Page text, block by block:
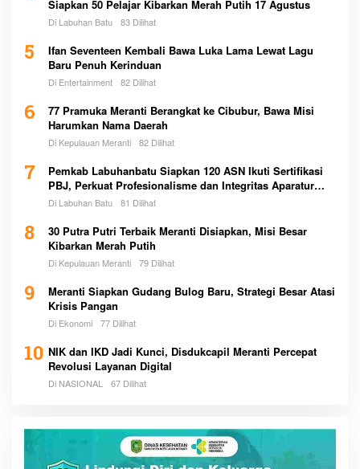
Siapkan 50 Pelajar Kibarkan Merah Putih 17 Agustus
Di Labuhan Batu 83 Dilihat
5
Ifan Seventeen Kembali Bawa Luka Lama Lewat Lagu
Baru Penuh Kerinduan
Di Entertainment 82 Dilihat
6
77 Pramuka Meranti Berangkat ke Cibubur, Bawa Misi
Harumkan Nama Daerah
Di Kepulauan Meranti 82 Dilihat
7
Pemkab Labuhanbatu Siapkan 120 ASN Ikuti Sertifikasi
PBJ, Perkuat Profesionalisme dan Integritas Aparatur
Pemerintah
Di Labuhan Batu 81 Dilihat
8
30 Putra Putri Terbaik Meranti Disiapkan, Misi Besar
Kibarkan Merah Putih
Di Kepulauan Meranti 79 Dilihat
9
Meranti Siapkan Gudang Bulog Baru, Strategi Besar Atasi
Krisis Pangan
Di Ekonomi 77 Dilihat
10 NIK dan IKD Jadi Kunci, Disdukcapil Meranti Percepat
Revolusi Layanan Digital
Di NASIONAL 67 Dilihat